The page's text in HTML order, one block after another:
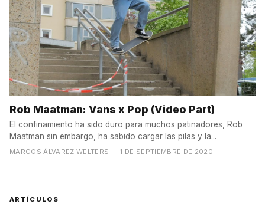
Rob Maatman: Vans x Pop (Video Part)
El confinamiento ha sido duro para muchos patinadores, Rob
Maatman sin embargo, ha sabido cargar las pilas y la...
MARCOS ÁLVAREZ WELTERS — 1 DE SEPTIEMBRE DE 2020
ARTÍCULOS